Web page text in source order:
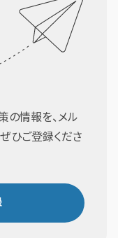
の情報を、メル
ひご登録くださ